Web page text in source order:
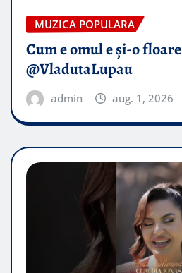
MUZICA POPULARA
Cum e omul e și-o floare
@VladutaLupau
admin aug. 1, 2026